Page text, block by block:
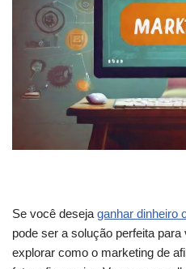
Se você deseja ganhar dinheiro
pode ser a solução perfeita
explorar como o marketing de